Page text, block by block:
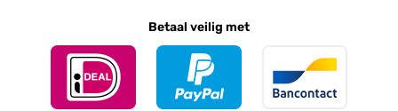
Betaal veilig met